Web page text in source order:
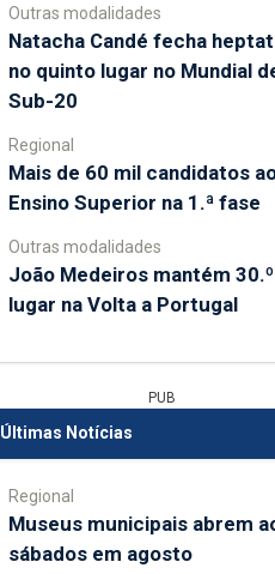
Outras modalidades
Natacha Candé fecha
no quinto lugar no Mundial
Sub-20
Regional
Mais de 60 mil candidatos
Ensino Superior na 1.ª fase
Outras modalidades
João Medeiros mantém 30.º
lugar na Volta a Portugal
PUB
Últimas Notícias
Regional
Museus municipais abrem
sábados em agosto